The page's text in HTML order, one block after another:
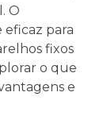
O
para
fixos
o que
e